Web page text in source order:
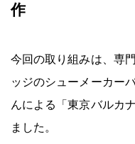
作
今回の取り組みは、専
ッジのシューメーカー
んによる「東京バルカ
ました。